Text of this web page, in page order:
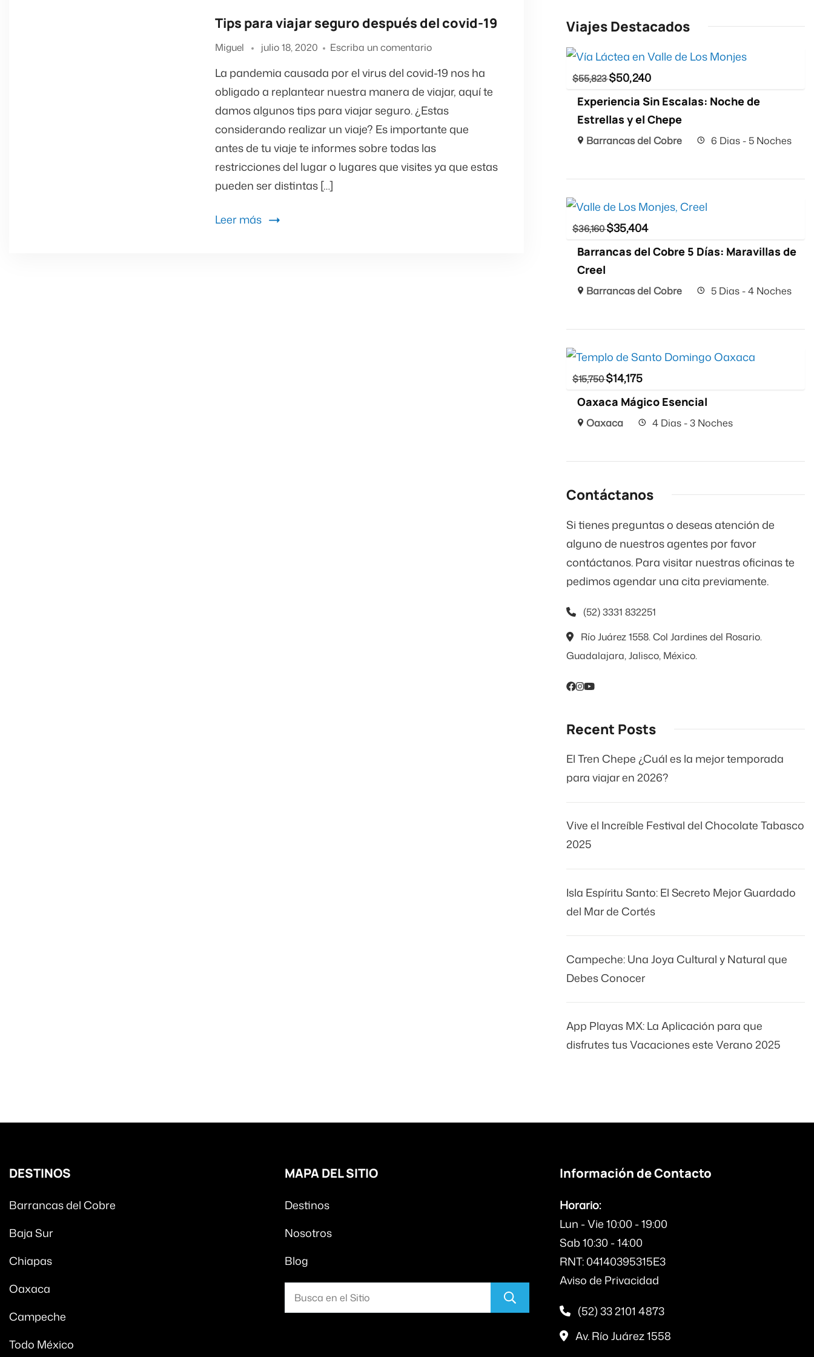
Tips para viajar seguro después del covid-19
Miguel julio 18, 2020 Escriba un comentario
La pandemia causada por el virus del covid-19 nos ha
obligado a replantear nuestra manera de viajar, aquí te
damos algunos tips para viajar seguro. ¿Estas
considerando realizar un viaje? Es importante que
antes de tu viaje te informes sobre todas las
restricciones del lugar o lugares que visites ya que estas
pueden ser distintas […]
Leer más
Viajes Destacados
$55,823$50,240
Experiencia Sin Escalas: Noche de
Estrellas y el Chepe
Barrancas del Cobre 6 Dias - 5 Noches
$36,160$35,404
Barrancas del Cobre 5 Días: Maravillas de
Creel
Barrancas del Cobre 5 Dias - 4 Noches
$15,750$14,175
Oaxaca Mágico Esencial
Oaxaca 4 Dias - 3 Noches
Contáctanos
Si tienes preguntas o deseas atención de
alguno de nuestros agentes por favor
contáctanos. Para visitar nuestras oficinas te
pedimos agendar una cita previamente.
(52) 3331 832251
Río Juárez 1558. Col Jardines del Rosario.
Guadalajara, Jalisco, México.
Recent Posts
El Tren Chepe ¿Cuál es la mejor temporada
para viajar en 2026?
Vive el Increíble Festival del Chocolate Tabasco
2025
Isla Espíritu Santo: El Secreto Mejor Guardado
del Mar de Cortés
Campeche: Una Joya Cultural y Natural que
Debes Conocer
App Playas MX: La Aplicación para que
disfrutes tus Vacaciones este Verano 2025
DESTINOS
Barrancas del Cobre
Baja Sur
Chiapas
Oaxaca
Campeche
Todo México
MAPA DEL SITIO
Destinos
Nosotros
Blog
Información de Contacto
Horario:
Lun - Vie 10:00 - 19:00
Sab 10:30 - 14:00
RNT: 04140395315E3
Aviso de Privacidad
(52) 33 2101 4873
Av. Río Juárez 1558